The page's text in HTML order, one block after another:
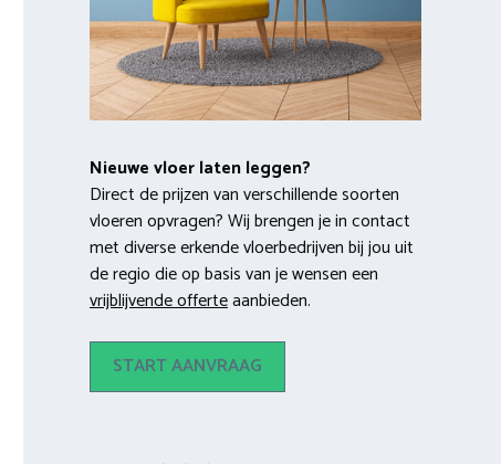
Nieuwe vloer laten leggen?
Direct de prijzen van verschillende soorten
vloeren opvragen? Wij brengen je in contact
met diverse erkende vloerbedrijven bij jou uit
de regio die op basis van je wensen een
vrijblijvende offerteaanbieden.
START AANVRAAG